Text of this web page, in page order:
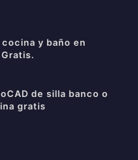
y baño en
de silla banco o
gratis